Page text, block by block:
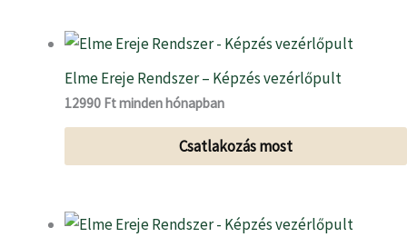
Elme Ereje Rendszer – Képzés vezérlőpult
12990 Ftminden hónapban
Csatlakozás most